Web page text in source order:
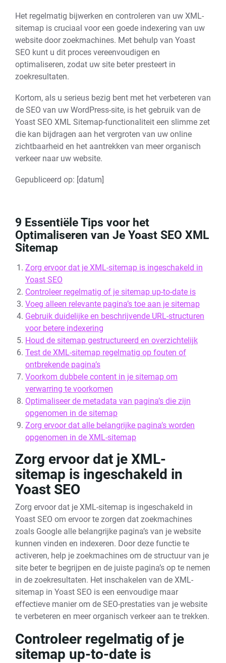
Het regelmatig bijwerken en controleren van uw XML-
sitemap is cruciaal voor een goede indexering van uw
website door zoekmachines. Met behulp van Yoast
SEO kunt u dit proces vereenvoudigen en
optimaliseren, zodat uw site beter presteert in
zoekresultaten.
Kortom, als u serieus bezig bent met het verbeteren van
de SEO van uw WordPress-site, is het gebruik van de
Yoast SEO XML Sitemap-functionaliteit een slimme zet
die kan bijdragen aan het vergroten van uw online
zichtbaarheid en het aantrekken van meer organisch
verkeer naar uw website.
Gepubliceerd op: [datum]
9 Essentiële Tips voor het
Optimaliseren van Je Yoast SEO XML
Sitemap
Zorg ervoor dat je XML-sitemap is ingeschakeld in
Yoast SEO
Controleer regelmatig of je sitemap up-to-date is
Voeg alleen relevante pagina’s toe aan je sitemap
Gebruik duidelijke en beschrijvende URL-structuren
voor betere indexering
Houd de sitemap gestructureerd en overzichtelijk
Test de XML-sitemap regelmatig op fouten of
ontbrekende pagina’s
Voorkom dubbele content in je sitemap om
verwarring te voorkomen
Optimaliseer de metadata van pagina’s die zijn
opgenomen in de sitemap
Zorg ervoor dat alle belangrijke pagina’s worden
opgenomen in de XML-sitemap
Zorg ervoor dat je XML-
sitemap is ingeschakeld in
Yoast SEO
Zorg ervoor dat je XML-sitemap is ingeschakeld in
Yoast SEO om ervoor te zorgen dat zoekmachines
zoals Google alle belangrijke pagina’s van je website
kunnen vinden en indexeren. Door deze functie te
activeren, help je zoekmachines om de structuur van je
site beter te begrijpen en de juiste pagina’s op te nemen
in de zoekresultaten. Het inschakelen van de XML-
sitemap in Yoast SEO is een eenvoudige maar
effectieve manier om de SEO-prestaties van je website
te verbeteren en meer organisch verkeer aan te trekken.
Controleer regelmatig of je
sitemap up-to-date is